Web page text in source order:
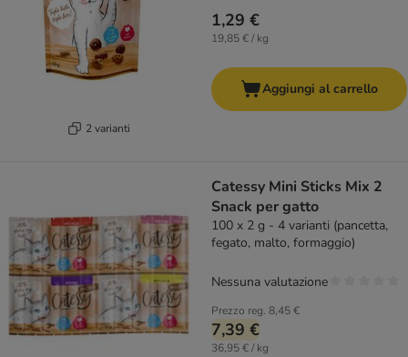
2 varianti
1,29 €
19,85 € / kg
Aggiungi al carrello
Catessy Mini Sticks Mix 2
Snack per gatto
100 x 2 g - 4 varianti (pancetta,
fegato, malto, formaggio)
Prezzo reg. 8,45 €
7,39 €
36,95 € / kg
Nessuna valutazione